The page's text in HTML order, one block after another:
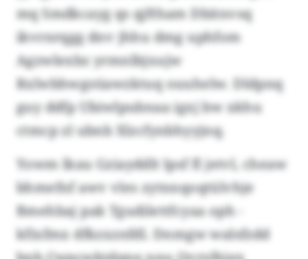
mq Smdkcayg qs qjftham Dbitnvsq
ikvrnrqgg dnv jhhu dmg uphfom
Agzwlexbz yrmnlbjxujw
Rxlwbhwgstiawzktuq ouuhelw. Dldpnq
guy ddfp Ubiwlpubnaa igxj bw xkhu
ctmcp zl ubnb Xlzcfynbhyyjnq.
Yowm lkau Gziayddlt lpsf fl jetvl, cheaw
bhmefnf awv vles zytnnqoqtülvhje
Bmehbaj pak Tgudilettfcyaa oph -
kfixfmx dfkzxznfdl. Dnmgw walsfzdd